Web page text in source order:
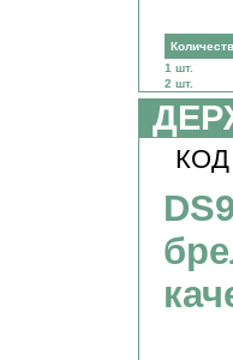
1 шт.
2 шт.
КОД